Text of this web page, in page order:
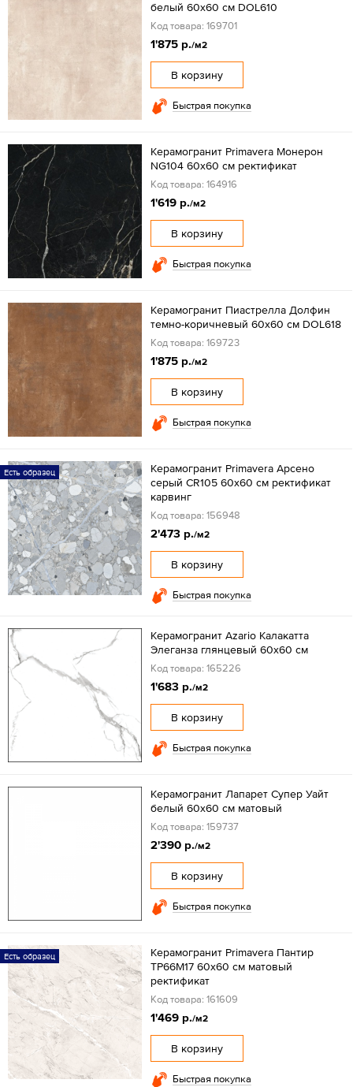
белый 60x60 см DOL610
Код товара: 169701
1'875 р./м2
В корзину
Быстрая покупка
Керамогранит Primavera Монерон
NG104 60x60 см ректификат
Код товара: 164916
1'619 р./м2
В корзину
Быстрая покупка
Керамогранит Пиастрелла Долфин
темно-коричневый 60x60 см DOL618
Код товара: 169723
1'875 р./м2
В корзину
Быстрая покупка
Есть образец
Керамогранит Primavera Арсено
серый CR105 60x60 см ректификат
карвинг
Код товара: 156948
2'473 р./м2
В корзину
Быстрая покупка
Керамогранит Azario Калакатта
Элеганза глянцевый 60x60 см
Код товара: 165226
1'683 р./м2
В корзину
Быстрая покупка
Керамогранит Лапарет Супер Уайт
белый 60x60 см матовый
Код товара: 159737
2'390 р./м2
В корзину
Быстрая покупка
Есть образец
Керамогранит Primavera Пантир
ТР66М17 60х60 см матовый
ректификат
Код товара: 161609
1'469 р./м2
В корзину
Быстрая покупка